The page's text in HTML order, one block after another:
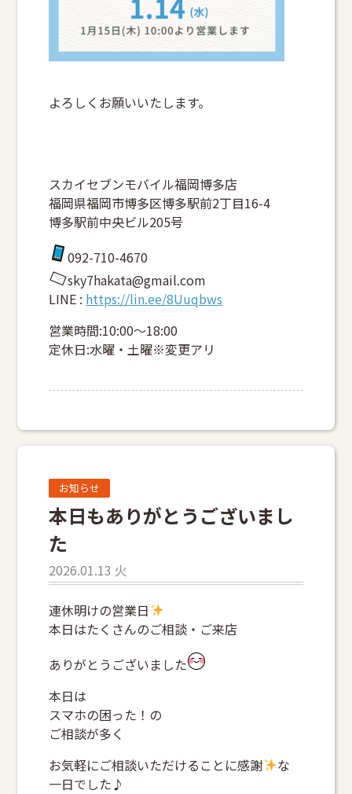
よろしくお願いいたします。
スカイセブンモバイル福岡博多店
福岡県福岡市博多区博多駅前2丁目16-4
博多駅前中央ビル205号
092-710-4670
sky7hakata@gmail.com
LINE : https://lin.ee/8Uuqbws
営業時間:10:00～18:00
定休日:水曜・土曜※変更アリ
お知らせ
本日もありがとうございまし
た
2026.01.13 火
連休明けの営業日
本日はたくさんのご相談・ご来店
ありがとうございました
本日は
スマホの困った！の
ご相談が多く
お気軽にご相談いただけることに感謝
な
一日でした♪